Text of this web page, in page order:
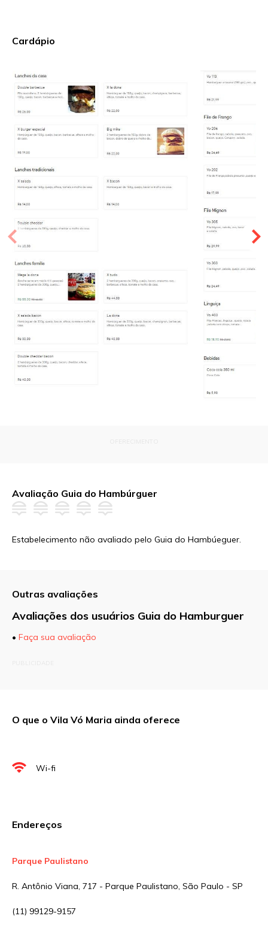
Cardápio
Avaliação Guia do Hambúrguer
Estabelecimento não avaliado pelo Guia do Hambúeguer.
Outras avaliações
Avaliações dos usuários Guia do Hamburguer
• Faça sua avaliação
Nome
Sua avaliação
O que o Vila Vó Maria ainda oferece
Wi-fi
Endereços
Parque Paulistano
R. Antônio Viana, 717 - Parque Paulistano, São Paulo - SP
(11) 99129-9157